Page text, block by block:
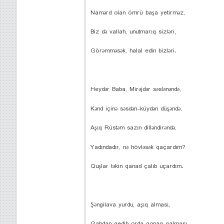
Namərd olan ömrü başa yetirməz,
Biz də vallah, unutmarıq sizləri,
Görəmməsək, halal edin bizləri.
Heydər Baba, Mirəjdər səslənəndə,
Kənd içinə səsdən-küydən düşəndə,
Aşıq Rüstəm sazın dilləndirəndə,
Yadındadır, nə hövləsək qaçardım?
Quşlar təkin qanad çalıb uçardım.
Şəngilava yurdu, aşıq alması,